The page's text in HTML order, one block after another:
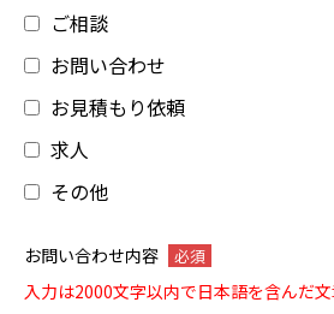
ご相談
お問い合わせ
お見積もり依頼
求人
その他
お問い合わせ内容 必須
入力は2000文字以内で日本語を含んだ